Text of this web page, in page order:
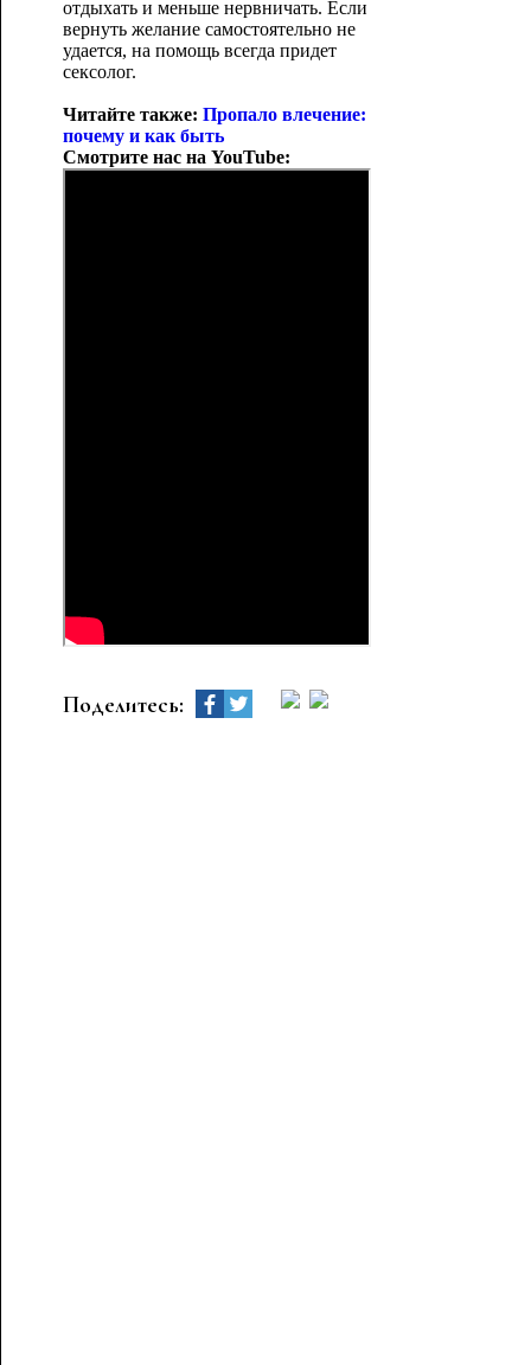
отдыхать и меньше нервничать. Если
вернуть желание самостоятельно не
удается, на помощь всегда придет
сексолог.
Читайте также: Пропало влечение:
почему и как быть
Смотрите нас на YouTube:
Поделитесь: